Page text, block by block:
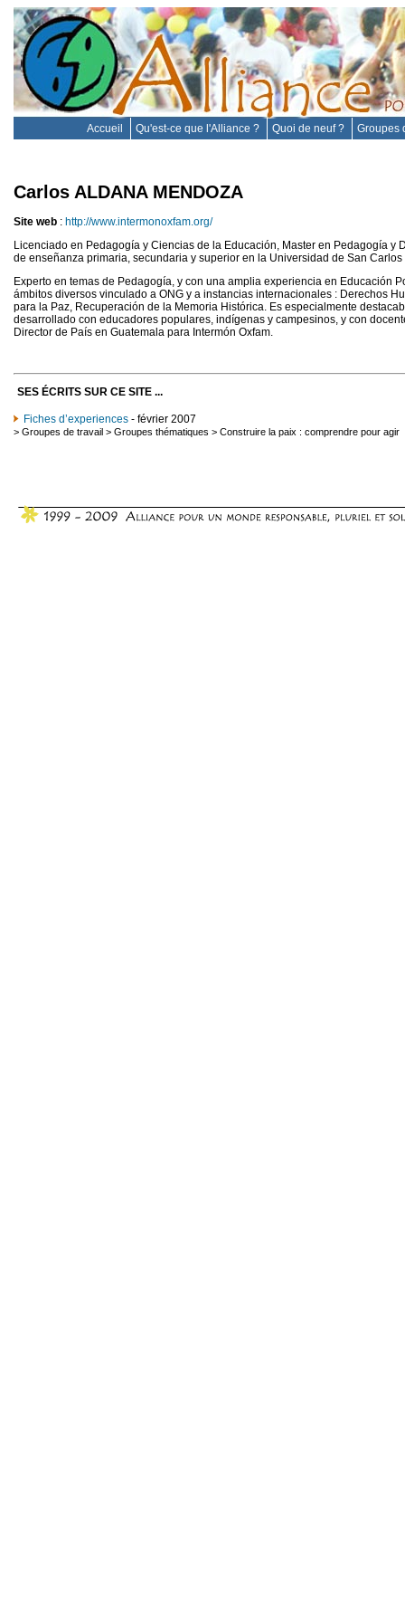
Accueil Qu'est-ce que l'Alliance ? Quoi de neuf ? Groupes
Carlos ALDANA MENDOZA
Site web : http://www.intermonoxfam.org/
Licenciado en Pedagogía y Ciencias de la Educación, Master en Pedagogía y
de enseñanza primaria, secundaria y superior en la Universidad de San Carlos
Experto en temas de Pedagogía, y con una amplia experiencia en Educación
ámbitos diversos vinculado a ONG y a instancias internacionales : Derechos
para la Paz, Recuperación de la Memoria Histórica. Es especialmente
desarrollado con educadores populares, indígenas y campesinos, y con
Director de País en Guatemala para Intermón Oxfam.
SES ÉCRITS SUR CE SITE ...
Fiches d’experiences - février 2007
> Groupes de travail > Groupes thématiques > Construire la paix : comprendre pour agir